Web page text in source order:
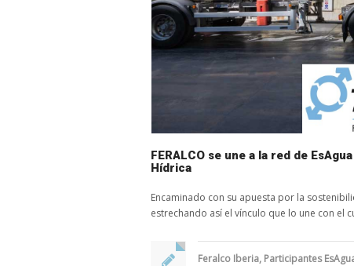
FERALCO se une a la red de
Hídrica
Encaminado con su apuesta por la
estrechando así el vínculo que lo une con el
Feralco Iberia, Participantes